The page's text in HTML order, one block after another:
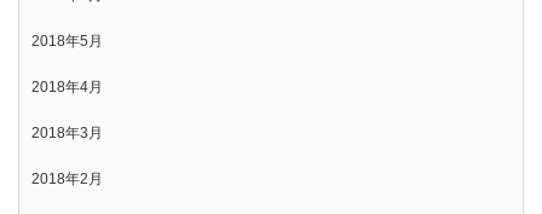
2018年5月
2018年4月
2018年3月
2018年2月